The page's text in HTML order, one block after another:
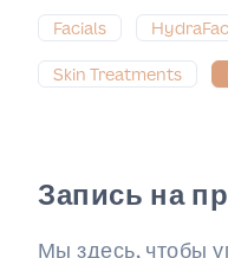
Facials
Skin Treatments
Запись на
Мы здесь, чтобы